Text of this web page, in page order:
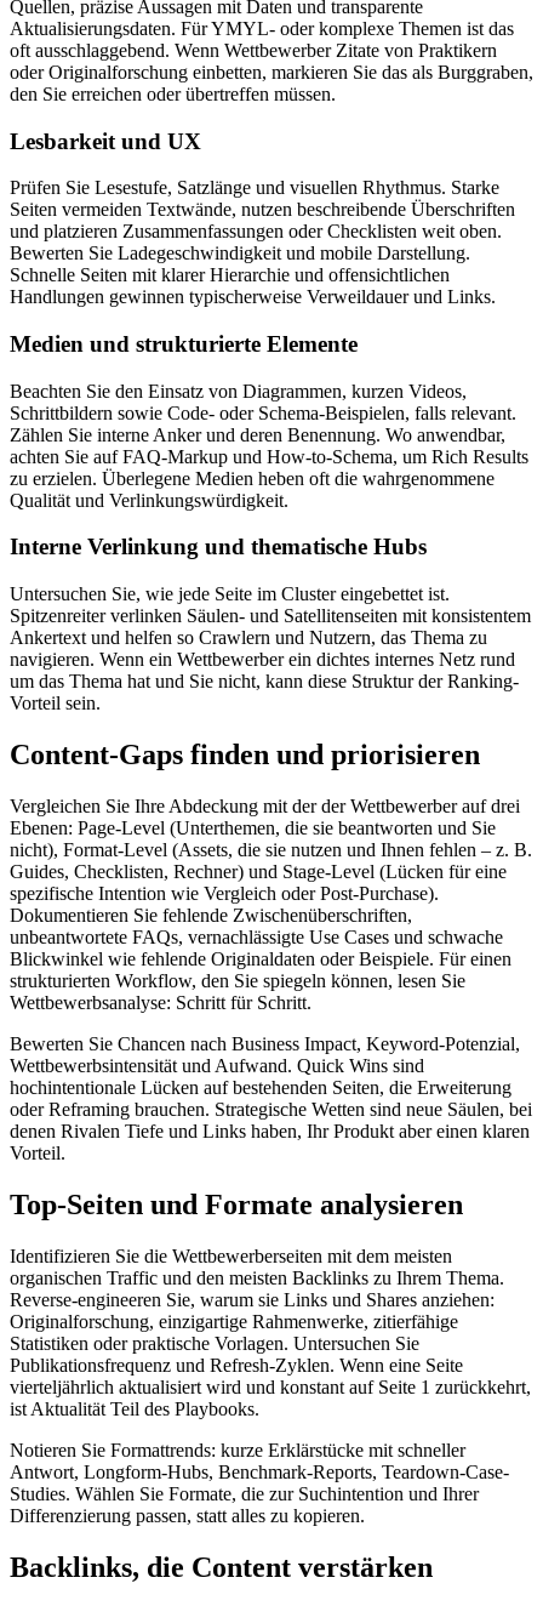
Quellen, präzise Aussagen mit Daten und transparente
Aktualisierungsdaten. Für YMYL- oder komplexe Themen ist das
oft ausschlaggebend. Wenn Wettbewerber Zitate von Praktikern
oder Originalforschung einbetten, markieren Sie das als Burggraben,
den Sie erreichen oder übertreffen müssen.
Lesbarkeit und UX
Prüfen Sie Lesestufe, Satzlänge und visuellen Rhythmus. Starke
Seiten vermeiden Textwände, nutzen beschreibende Überschriften
und platzieren Zusammenfassungen oder Checklisten weit oben.
Bewerten Sie Ladegeschwindigkeit und mobile Darstellung.
Schnelle Seiten mit klarer Hierarchie und offensichtlichen
Handlungen gewinnen typischerweise Verweildauer und Links.
Medien und strukturierte Elemente
Beachten Sie den Einsatz von Diagrammen, kurzen Videos,
Schrittbildern sowie Code- oder Schema-Beispielen, falls relevant.
Zählen Sie interne Anker und deren Benennung. Wo anwendbar,
achten Sie auf FAQ-Markup und How-to-Schema, um Rich Results
zu erzielen. Überlegene Medien heben oft die wahrgenommene
Qualität und Verlinkungswürdigkeit.
Interne Verlinkung und thematische Hubs
Untersuchen Sie, wie jede Seite im Cluster eingebettet ist.
Spitzenreiter verlinken Säulen- und Satellitenseiten mit konsistentem
Ankertext und helfen so Crawlern und Nutzern, das Thema zu
navigieren. Wenn ein Wettbewerber ein dichtes internes Netz rund
um das Thema hat und Sie nicht, kann diese Struktur der Ranking-
Vorteil sein.
Content-Gaps finden und priorisieren
Vergleichen Sie Ihre Abdeckung mit der der Wettbewerber auf drei
Ebenen: Page-Level (Unterthemen, die sie beantworten und Sie
nicht), Format-Level (Assets, die sie nutzen und Ihnen fehlen – z. B.
Guides, Checklisten, Rechner) und Stage-Level (Lücken für eine
spezifische Intention wie Vergleich oder Post-Purchase).
Dokumentieren Sie fehlende Zwischenüberschriften,
unbeantwortete FAQs, vernachlässigte Use Cases und schwache
Blickwinkel wie fehlende Originaldaten oder Beispiele. Für einen
strukturierten Workflow, den Sie spiegeln können, lesen Sie
Wettbewerbsanalyse: Schritt für Schritt.
Bewerten Sie Chancen nach Business Impact, Keyword-Potenzial,
Wettbewerbsintensität und Aufwand. Quick Wins sind
hochintentionale Lücken auf bestehenden Seiten, die Erweiterung
oder Reframing brauchen. Strategische Wetten sind neue Säulen, bei
denen Rivalen Tiefe und Links haben, Ihr Produkt aber einen klaren
Vorteil.
Top-Seiten und Formate analysieren
Identifizieren Sie die Wettbewerberseiten mit dem meisten
organischen Traffic und den meisten Backlinks zu Ihrem Thema.
Reverse-engineeren Sie, warum sie Links und Shares anziehen:
Originalforschung, einzigartige Rahmenwerke, zitierfähige
Statistiken oder praktische Vorlagen. Untersuchen Sie
Publikationsfrequenz und Refresh-Zyklen. Wenn eine Seite
vierteljährlich aktualisiert wird und konstant auf Seite 1 zurückkehrt,
ist Aktualität Teil des Playbooks.
Notieren Sie Formattrends: kurze Erklärstücke mit schneller
Antwort, Longform-Hubs, Benchmark-Reports, Teardown-Case-
Studies. Wählen Sie Formate, die zur Suchintention und Ihrer
Differenzierung passen, statt alles zu kopieren.
Backlinks, die Content verstärken